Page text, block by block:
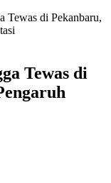
Tewas di Pekanbaru,
Tewas di